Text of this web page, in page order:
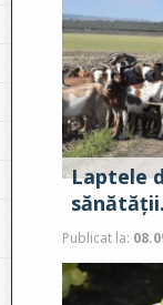
Laptele
Publicat la: